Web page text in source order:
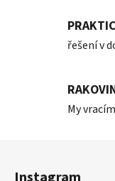
řešení v
My